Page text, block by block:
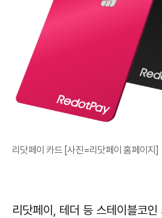
리닷페이 카드 [사진=리닷페이 홈페이지]
리닷페이, 테더 등 스테이블코